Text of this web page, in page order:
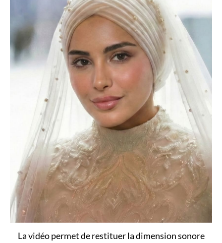
La vidéo permet de restituer la dimension sonore